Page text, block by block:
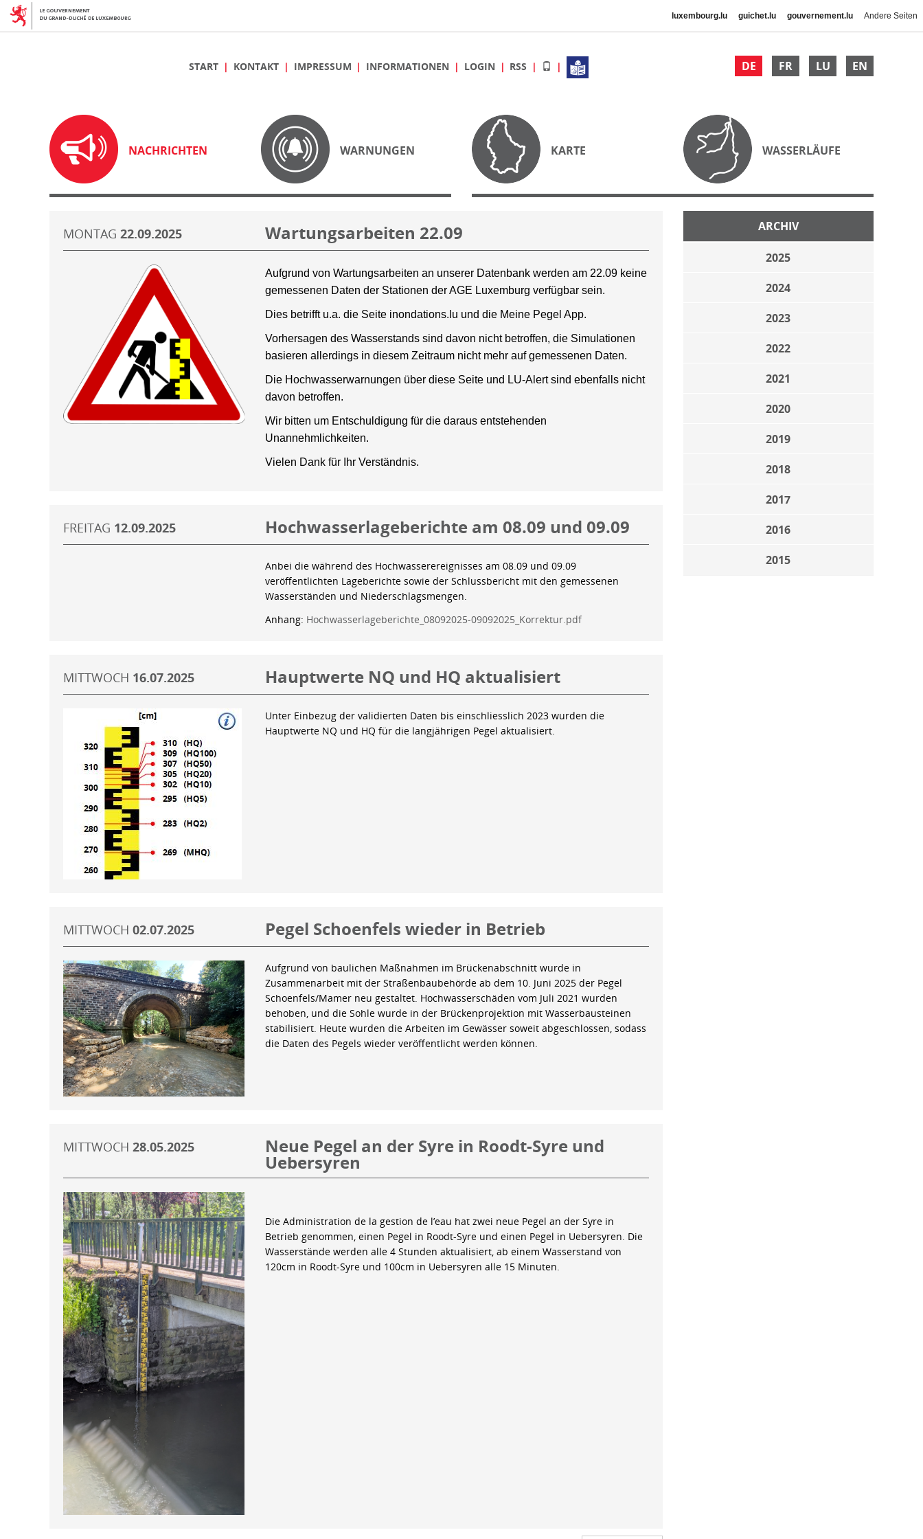
luxembourg.lu guichet.lu gouvernement.lu Andere Seiten
DE FR LU EN
START KONTAKT IMPRESSUM INFORMATIONEN LOGIN RSS
NACHRICHTEN WARNUNGEN KARTE WASSERLÄUFE
ARCHIV
2025
2024
2023
2022
2021
2020
2019
2018
2017
2016
2015
MONTAG 22.09.2025 Wartungsarbeiten 22.09
Aufgrund von Wartungsarbeiten an unserer Datenbank werden am 22.09 keine
gemessenen Daten der Stationen der AGE Luxemburg verfügbar sein.
Dies betrifft u.a. die Seite inondations.lu und die Meine Pegel App.
Vorhersagen des Wasserstands sind davon nicht betroffen, die Simulationen
basieren allerdings in diesem Zeitraum nicht mehr auf gemessenen Daten.
Die Hochwasserwarnungen über diese Seite und LU-Alert sind ebenfalls nicht
davon betroffen.
Wir bitten um Entschuldigung für die daraus entstehenden
Unannehmlichkeiten.
Vielen Dank für Ihr Verständnis.
FREITAG 12.09.2025 Hochwasserlageberichte am 08.09 und 09.09
Anbei die während des Hochwasserereignisses am 08.09 und 09.09
veröffentlichten Lageberichte sowie der Schlussbericht mit den gemessenen
Wasserständen und Niederschlagsmengen.
Anhang: Hochwasserlageberichte_08092025-09092025_Korrektur.pdf
MITTWOCH 16.07.2025 Hauptwerte NQ und HQ aktualisiert
Unter Einbezug der validierten Daten bis einschliesslich 2023 wurden die
Hauptwerte NQ und HQ für die langjährigen Pegel aktualisiert.
MITTWOCH 02.07.2025 Pegel Schoenfels wieder in Betrieb
Aufgrund von baulichen Maßnahmen im Brückenabschnitt wurde in
Zusammenarbeit mit der Straßenbaubehörde ab dem 10. Juni 2025 der Pegel
Schoenfels/Mamer neu gestaltet. Hochwasserschäden vom Juli 2021 wurden
behoben, und die Sohle wurde in der Brückenprojektion mit Wasserbausteinen
stabilisiert. Heute wurden die Arbeiten im Gewässer soweit abgeschlossen, sodass
die Daten des Pegels wieder veröffentlicht werden können.
MITTWOCH 28.05.2025 Neue Pegel an der Syre in Roodt-Syre und
Uebersyren
Die Administration de la gestion de l’eau hat zwei neue Pegel an der Syre in
Betrieb genommen, einen Pegel in Roodt-Syre und einen Pegel in Uebersyren. Die
Wasserstände werden alle 4 Stunden aktualisiert, ab einem Wasserstand von
120cm in Roodt-Syre und 100cm in Uebersyren alle 15 Minuten.